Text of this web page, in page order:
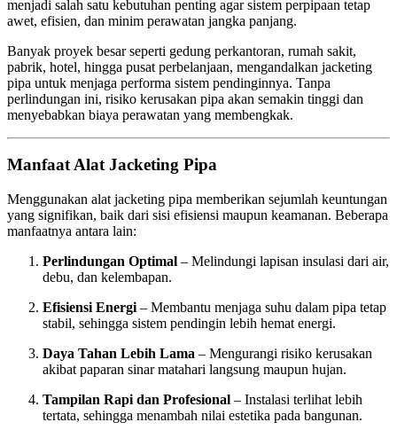
menjadi salah satu kebutuhan penting agar sistem perpipaan tetap
awet, efisien, dan minim perawatan jangka panjang.
Banyak proyek besar seperti gedung perkantoran, rumah sakit,
pabrik, hotel, hingga pusat perbelanjaan, mengandalkan jacketing
pipa untuk menjaga performa sistem pendinginnya. Tanpa
perlindungan ini, risiko kerusakan pipa akan semakin tinggi dan
menyebabkan biaya perawatan yang membengkak.
Manfaat Alat Jacketing Pipa
Menggunakan alat jacketing pipa memberikan sejumlah keuntungan
yang signifikan, baik dari sisi efisiensi maupun keamanan. Beberapa
manfaatnya antara lain:
Perlindungan Optimal – Melindungi lapisan insulasi dari air,
debu, dan kelembapan.
Efisiensi Energi – Membantu menjaga suhu dalam pipa tetap
stabil, sehingga sistem pendingin lebih hemat energi.
Daya Tahan Lebih Lama – Mengurangi risiko kerusakan
akibat paparan sinar matahari langsung maupun hujan.
Tampilan Rapi dan Profesional – Instalasi terlihat lebih
tertata, sehingga menambah nilai estetika pada bangunan.